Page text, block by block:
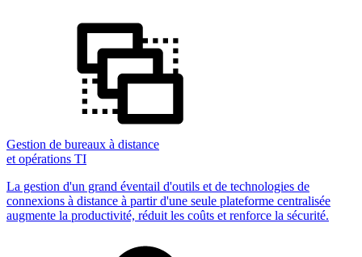
Gestion de bureaux à distance
et opérations TI
La gestion d'un grand éventail d'outils et de technologies de
connexions à distance à partir d'une seule plateforme centralisée
augmente la productivité, réduit les coûts et renforce la sécurité.